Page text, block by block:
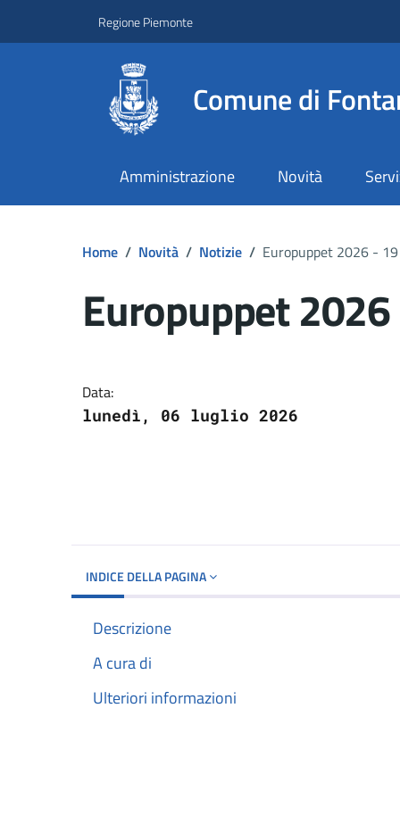
Regione Piemonte
Comune di
Amministrazione Novità
Home / Novità / Notizie / Europuppet 2026 -
Europuppet
Data:
lunedì, 06 luglio 2026
INDICE DELLA PAGINA
Descrizione
A cura di
Ulteriori informazioni